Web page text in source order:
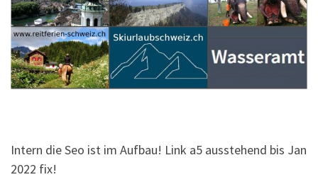
Intern die Seo ist im Aufbau! Link a5 ausstehend bis Jan
2022 fix!